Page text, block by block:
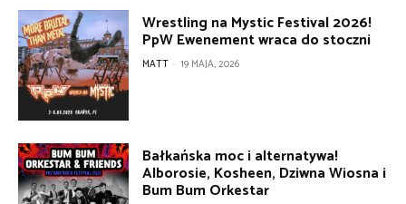
Wrestling na Mystic Festival 2026!
PpW Ewenement wraca do stoczni
MATT - 19 MAJA, 2026
Bałkańska moc i alternatywa!
Alborosie, Kosheen, Dziwna Wiosna i
Bum Bum Orkestar